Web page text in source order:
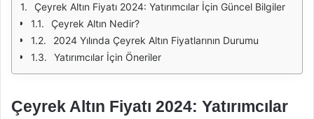
Çeyrek Altın Fiyatı 2024: Yatırımcılar İçin Güncel Bilgiler
Çeyrek Altın Nedir?
2024 Yılında Çeyrek Altın Fiyatlarının Durumu
Yatırımcılar İçin Öneriler
Çeyrek Altın Fiyatı 2024: Yatırımcılar